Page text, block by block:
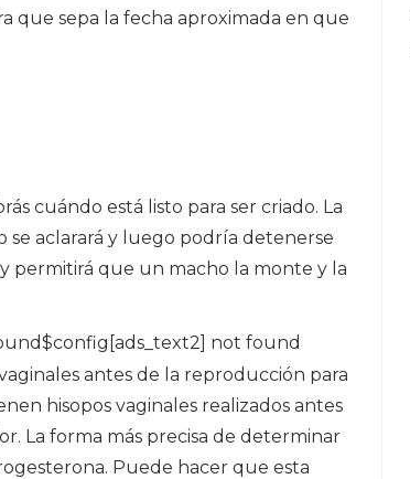
que sepa la fecha aproximada en que
cuándo está listo para ser criado. La
se aclarará y luego podría detenerse
permitirá que un macho la monte y la
not found
antes de la reproducción para
hisopos vaginales realizados antes
La forma más precisa de determinar
Puede hacer que esta